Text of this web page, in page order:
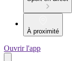
À proximité
Ouvrir l'app